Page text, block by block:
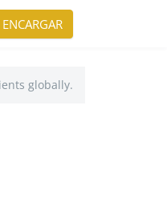
globally.